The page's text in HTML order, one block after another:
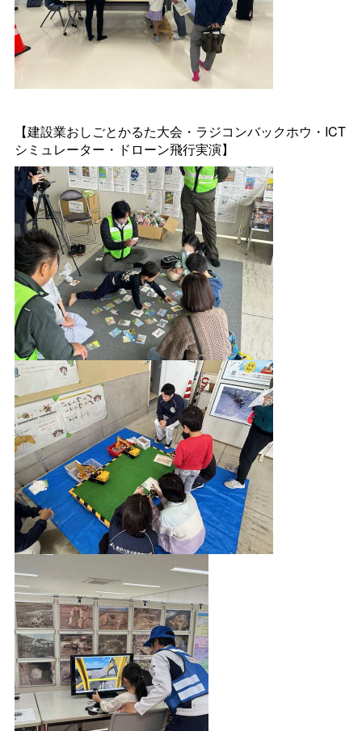
【建設業おしごとかるた大会・ラジコンバックホウ・ICT
シミュレーター・ドローン飛行実演】